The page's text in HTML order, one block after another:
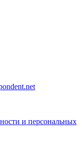
и персональных